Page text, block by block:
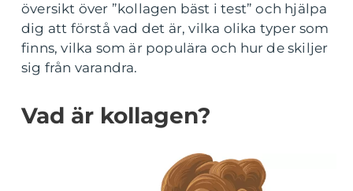
översikt över ”kollagen bäst i test” och hjälpa
dig att förstå vad det är, vilka olika typer som
finns, vilka som är populära och hur de skiljer
sig från varandra.
Vad är kollagen?